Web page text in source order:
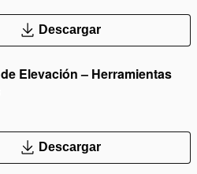
Descargar
Elevación – Herramientas
Descargar